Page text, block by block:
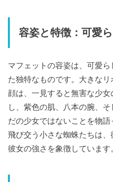
容姿と特徴：可愛
マフェットの容姿は、可愛
た独特なものです。大きな
顔は、一見すると無害な少
し、紫色の肌、八本の腕、
だの少女ではないことを物
飛び交う小さな蜘蛛たちは、
彼女の強さを象徴しています